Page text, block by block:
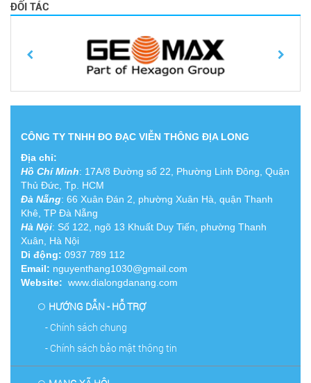
ĐỐI TÁC
CÔNG TY TNHH ĐO ĐẠC VIỄN THÔNG ĐỊA LONG
Địa chỉ:
Hồ Chí Minh: 17A/8 Đường số 22, Phường Linh Đông, Quận
Thủ Đức, Tp. HCM
Đà Nẵng: 66 Xuân Đán 2, phường Xuân Hà, quận Thanh
Khê, TP Đà Nẵng
Hà Nội: Số 122, ngõ 13 Khuất Duy Tiến, phường Thanh
Xuân, Hà Nội
Di động: 0937 789 112
Email: nguyenthang1030@gmail.com
Website: www.dialongdanang.com
HƯỚNG DẪN - HỖ TRỢ
- Chính sách chung
- Chính sách bảo mật thông tin